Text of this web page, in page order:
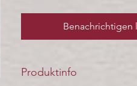
Benachrichtigen
Produktinfo